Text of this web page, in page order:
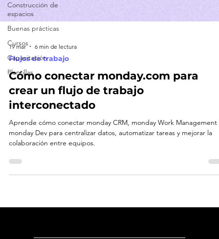
Construcción de
espacios
Buenas prácticas
Cursos
Capacitación
Plantillas
19 mar 6 min de lectura
Flujos de trabajo
Cómo conectar monday.com para
crear un flujo de trabajo
interconectado
monday Dev para centralizar datos, automatizar tareas y mejorar la
colaboración entre equipos.